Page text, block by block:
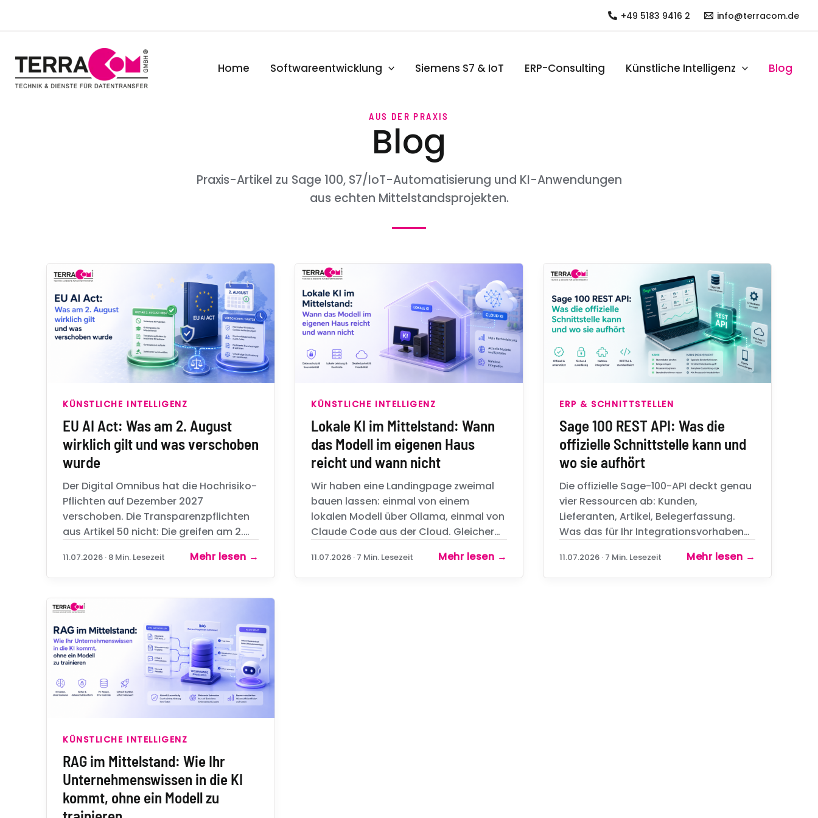
+49 5183 9416 2 info@terracom.de
Home Softwareentwicklung Siemens S7 & IoT ERP-Consulting Künstliche Intelligenz Blog
AUS DER PRAXIS
Blog
Praxis-Artikel zu Sage 100, S7/IoT-Automatisierung und KI-Anwendungen
aus echten Mittelstandsprojekten.
KÜNSTLICHE INTELLIGENZ
EU AI Act: Was am 2. August
wirklich gilt und was verschoben
wurde
Der Digital Omnibus hat die Hochrisiko-
Pflichten auf Dezember 2027
verschoben. Die Transparenzpflichten
aus Artikel 50 nicht: Die greifen am 2.
Texte und Schulung im Mittelstand
bedeutet.
11.07.2026 · 8 Min. Lesezeit Mehr lesen →
KÜNSTLICHE INTELLIGENZ
Lokale KI im Mittelstand: Wann
das Modell im eigenen Haus
reicht und wann nicht
Wir haben eine Landingpage zweimal
bauen lassen: einmal von einem
lokalen Modell über Ollama, einmal von
Claude Code aus der Cloud. Gleicher
Ihre Entscheidung zwischen
Datenkontrolle und Antwortqualität
11.07.2026 · 7 Min. Lesezeit Mehr lesen →
ERP & SCHNITTSTELLEN
Sage 100 REST API: Was die
offizielle Schnittstelle kann und
wo sie aufhört
Die offizielle Sage-100-API deckt genau
vier Ressourcen ab: Kunden,
Lieferanten, Artikel, Belegerfassung.
Was das für Ihr Integrationsvorhaben
stecken und welche Wege bleiben,
wenn der Standard nicht reicht.
11.07.2026 · 7 Min. Lesezeit Mehr lesen →
KÜNSTLICHE INTELLIGENZ
RAG im Mittelstand: Wie Ihr
Unternehmenswissen in die KI
kommt, ohne ein Modell zu